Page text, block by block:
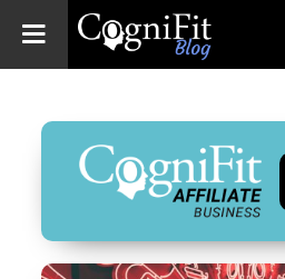
Blog: Brain
Health
News
Brain Training,
Mental Health, and
Wellness